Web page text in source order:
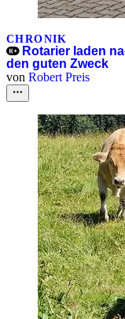
CHRONIK
Rotarier laden
den guten Zweck
von Robert Preis